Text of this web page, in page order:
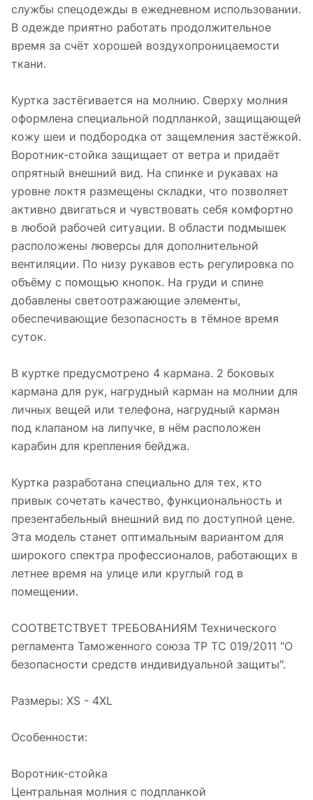
службы спецодежды в ежедневном использовании.
В одежде приятно работать продолжительное
время за счёт хорошей воздухопроницаемости
ткани.
Куртка застёгивается на молнию. Сверху молния
оформлена специальной подпланкой, защищающей
кожу шеи и подбородка от защемления застёжкой.
Воротник-стойка защищает от ветра и придаёт
опрятный внешний вид. На спинке и рукавах на
уровне локтя размещены складки, что позволяет
активно двигаться и чувствовать себя комфортно
в любой рабочей ситуации. В области подмышек
расположены люверсы для дополнительной
вентиляции. По низу рукавов есть регулировка по
объёму с помощью кнопок. На груди и спине
добавлены светоотражающие элементы,
обеспечивающие безопасность в тёмное время
суток.
В куртке предусмотрено 4 кармана. 2 боковых
кармана для рук, нагрудный карман на молнии для
личных вещей или телефона, нагрудный карман
под клапаном на липучке, в нём расположен
карабин для крепления бейджа.
Куртка разработана специально для тех, кто
привык сочетать качество, функциональность и
презентабельный внешний вид по доступной цене.
Эта модель станет оптимальным вариантом для
широкого спектра профессионалов, работающих в
летнее время на улице или круглый год в
помещении.
СООТВЕТСТВУЕТ ТРЕБОВАНИЯМ Технического
регламента Таможенного союза ТР ТС 019/2011 "О
безопасности средств индивидуальной защиты".
Размеры: XS - 4XL
Особенности:
Воротник-стойка
Центральная молния с подпланкой